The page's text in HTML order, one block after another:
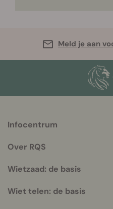
Meld je aan
info
Infocentrum
Over RQS
Wietzaad: de basis
Wiet telen: de basis